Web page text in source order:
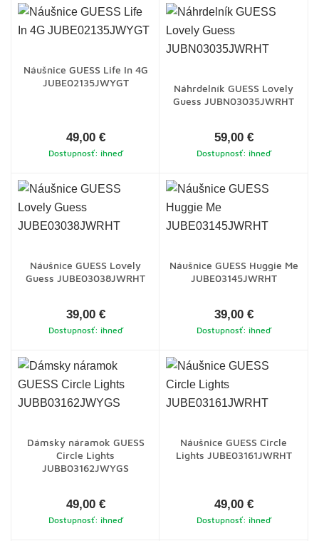
Náušnice GUESS Life In 4G
JUBE02135JWYGT
49,00 €
Dostupnosť: ihneď
Náhrdelník GUESS Lovely
Guess JUBN03035JWRHT
59,00 €
Dostupnosť: ihneď
Náušnice GUESS Lovely
Guess JUBE03038JWRHT
39,00 €
Dostupnosť: ihneď
Náušnice GUESS Huggie Me
JUBE03145JWRHT
39,00 €
Dostupnosť: ihneď
Dámsky náramok GUESS
Circle Lights
JUBB03162JWYGS
49,00 €
Dostupnosť: ihneď
Náušnice GUESS Circle
Lights JUBE03161JWRHT
49,00 €
Dostupnosť: ihneď